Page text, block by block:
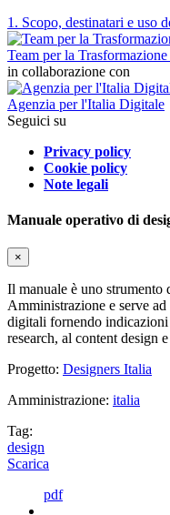
1. Scopo, destinatari e uso
Team per la
in collaborazione con
Agenzia per l'Italia Digitale
Seguici su
Privacy policy
Cookie policy
Note legali
Manuale operativo di
×
Il manuale è uno strumento
Amministrazione e serve
digitali fornendo indicazioni
research, al content design
Progetto: Designers Italia
Amministrazione: italia
Tag:
design
Scarica
pdf